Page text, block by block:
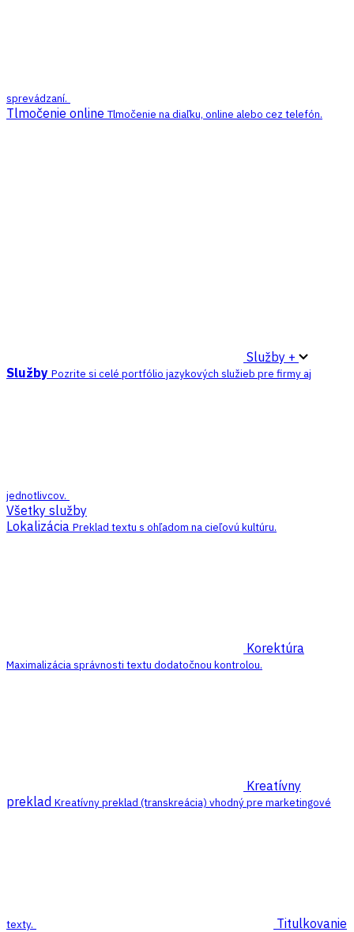
sprevádzaní.
Tlmočenie onlineTlmočenie na diaľku, online alebo cez telefón.
Služby +
Služby Pozrite si celé portfólio jazykových služieb pre firmy aj
jednotlivcov.
Všetky služby
Lokalizácia Preklad textu s ohľadom na cieľovú kultúru.
Korektúra
Maximalizácia správnosti textu dodatočnou kontrolou.
Kreatívny
preklad Kreatívny preklad (transkreácia) vhodný pre marketingové
texty. Titulkovanie